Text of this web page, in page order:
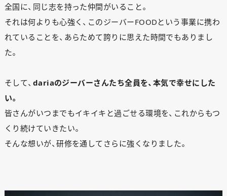
全国に、同じ志を持った仲間がいること。
それは何よりも心強く、このジーバーFOODという事業に携わ
れていることを、あらためて誇りに思えた時間でもありまし
た。
そして、 dariaのジーバーさんたち全員を、本気で幸せにした
い。
皆さんがいつまでもイキイキと過ごせる環境を、これからもつ
くり続けていきたい。
そんな想いが、研修を通してさらに強くなりました。